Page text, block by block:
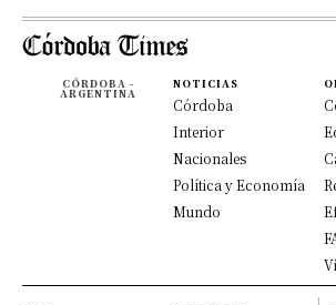
CÓRDOBA -
ARGENTINA
NOTICIAS
Córdoba
Interior
Nacionales
Política y Economía
Mundo